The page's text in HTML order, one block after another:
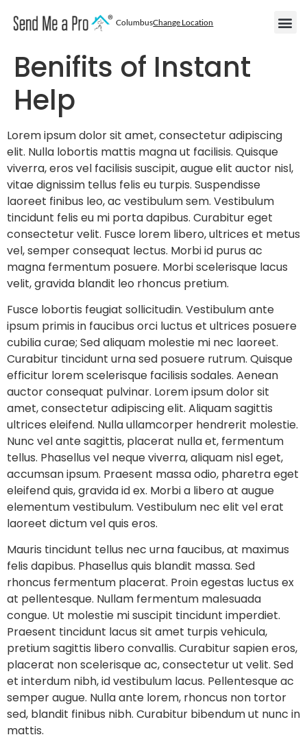
ColumbusChange Location
Benifits of Instant
Help
Lorem ipsum dolor sit amet, consectetur adipiscing
elit. Nulla lobortis mattis magna ut facilisis. Quisque
viverra, eros vel facilisis suscipit, augue elit auctor nisl,
vitae dignissim tellus felis eu turpis. Suspendisse
laoreet finibus leo, ac vestibulum sem. Vestibulum
tincidunt felis eu mi porta dapibus. Curabitur eget
consectetur velit. Fusce lorem libero, ultrices et metus
vel, semper consequat lectus. Morbi id purus ac
magna fermentum posuere. Morbi scelerisque lacus
velit, gravida blandit leo rhoncus pretium.
Fusce lobortis feugiat sollicitudin. Vestibulum ante
ipsum primis in faucibus orci luctus et ultrices posuere
cubilia curae; Sed aliquam molestie mi nec laoreet.
Curabitur tincidunt urna sed posuere rutrum. Quisque
efficitur lorem scelerisque facilisis sodales. Aenean
auctor consequat pulvinar. Lorem ipsum dolor sit
amet, consectetur adipiscing elit. Aliquam sagittis
ultrices eleifend. Nulla ullamcorper hendrerit molestie.
Nunc vel ante sagittis, placerat nulla et, fermentum
tellus. Phasellus vel neque viverra, aliquam nisl eget,
accumsan ipsum. Praesent massa odio, pharetra eget
eleifend quis, gravida id ex. Morbi a libero at augue
elementum vestibulum. Vestibulum nec elit vel erat
laoreet dictum vel quis eros.
Mauris tincidunt tellus nec urna faucibus, at maximus
felis dapibus. Phasellus quis blandit massa. Sed
rhoncus fermentum placerat. Proin egestas luctus ex
at pellentesque. Nullam fermentum malesuada
congue. Ut molestie mi suscipit tincidunt imperdiet.
Praesent tincidunt lacus sit amet turpis vehicula,
pretium sagittis libero convallis. Curabitur sapien eros,
placerat non scelerisque ac, consectetur ut velit. Sed
et interdum nibh, id vestibulum lacus. Pellentesque ac
semper augue. Nulla ante lorem, rhoncus non tortor
sed, blandit finibus nibh. Curabitur bibendum ut nunc in
mattis.